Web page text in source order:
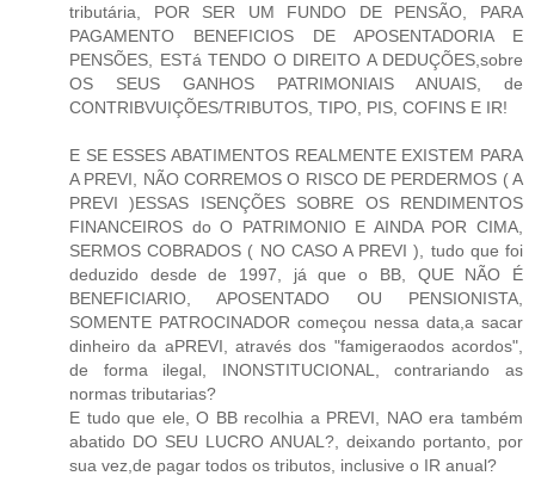
tributária, POR SER UM FUNDO DE PENSÃO, PARA
PAGAMENTO BENEFICIOS DE APOSENTADORIA E
PENSÕES, ESTá TENDO O DIREITO A DEDUÇÕES,sobre
OS SEUS GANHOS PATRIMONIAIS ANUAIS, de
CONTRIBVUIÇÕES/TRIBUTOS, TIPO, PIS, COFINS E IR!
E SE ESSES ABATIMENTOS REALMENTE EXISTEM PARA
A PREVI, NÃO CORREMOS O RISCO DE PERDERMOS ( A
PREVI )ESSAS ISENÇÕES SOBRE OS RENDIMENTOS
FINANCEIROS do O PATRIMONIO E AINDA POR CIMA,
SERMOS COBRADOS ( NO CASO A PREVI ), tudo que foi
deduzido desde de 1997, já que o BB, QUE NÃO É
BENEFICIARIO, APOSENTADO OU PENSIONISTA,
SOMENTE PATROCINADOR começou nessa data,a sacar
dinheiro da aPREVI, através dos "famigeraodos acordos",
de forma ilegal, INONSTITUCIONAL, contrariando as
normas tributarias?
E tudo que ele, O BB recolhia a PREVI, NAO era também
abatido DO SEU LUCRO ANUAL?, deixando portanto, por
sua vez,de pagar todos os tributos, inclusive o IR anual?